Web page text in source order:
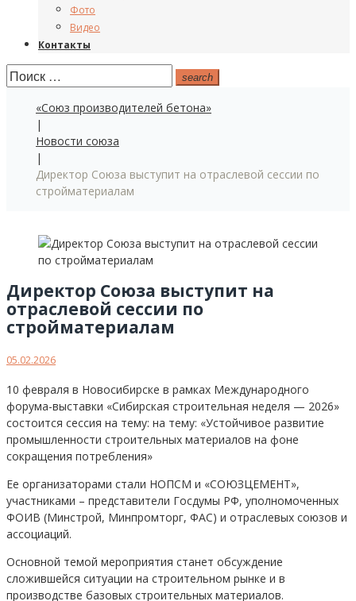
Фото
Видео
Контакты
Поиск: search
«Союз производителей бетона»
|
Новости союза
|
Директор Союза выступит на отраслевой сессии по
стройматериалам
Директор Союза выступит на
отраслевой сессии по
стройматериалам
05.02.2026
10 февраля в Новосибирске в рамках Международного
форума-выставки «Сибирская строительная неделя — 2026»
состоится сессия на тему: на тему: «Устойчивое развитие
промышленности строительных материалов на фоне
сокращения потребления»
Ее организаторами стали НОПСМ и «СОЮЗЦЕМЕНТ»,
участниками – представители Госдумы РФ, уполномоченных
ФОИВ (Минстрой, Минпромторг, ФАС) и отраслевых союзов и
ассоциаций.
Основной темой мероприятия станет обсуждение
сложившейся ситуации на строительном рынке и в
производстве базовых строительных материалов.